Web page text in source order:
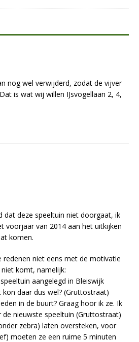
nog wel verwijderd, zodat de vijver
is wat wij willen IJsvogellaan 2, 4,
dat deze speeltuin niet doorgaat, ik
voorjaar van 2014 aan het uitkijken
komen.
redenen niet eens met de motivatie
komt, namelijk:
aangelegd in Bleiswijk
daar dus wel? (Gruttostraat)
in de buurt? Graag hoor ik ze. Ik
nieuwste speeltuin (Gruttostraat)
zebra) laten oversteken, voor
moeten ze een ruime 5 minuten